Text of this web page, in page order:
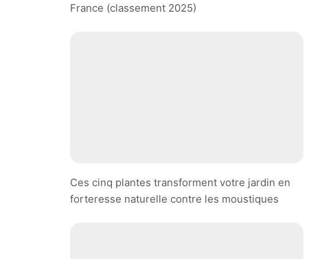
France (classement 2025)
Ces cinq plantes transforment votre jardin en
forteresse naturelle contre les moustiques